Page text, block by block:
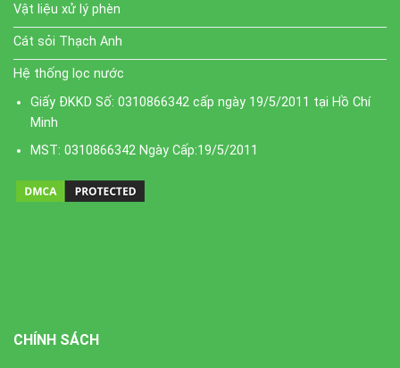
Vật liệu xử lý phèn
Cát sỏi Thạch Anh
Hệ thống lọc nước
Giấy ĐKKD Số: 0310866342 cấp ngày 19/5/2011 tại Hồ Chí
Minh
MST: 0310866342 Ngày Cấp:19/5/2011
CHÍNH SÁCH